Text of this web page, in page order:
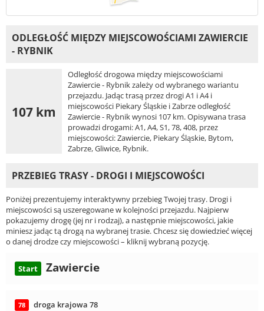
ODLEGŁOŚĆ MIĘDZY MIEJSCOWOŚCIAMI ZAWIERCIE
- RYBNIK
107 km
Odległość drogowa między miejscowościami
Zawiercie - Rybnik zależy od wybranego wariantu
przejazdu. Jadąc trasą przez drogi A1 i A4 i
miejscowości Piekary Śląskie i Zabrze odległość
Zawiercie - Rybnik wynosi 107 km. Opisywana trasa
prowadzi drogami: A1, A4, S1, 78, 408, przez
miejscowości: Zawiercie, Piekary Śląskie, Bytom,
Zabrze, Gliwice, Rybnik.
PRZEBIEG TRASY - DROGI I MIEJSCOWOŚCI
Poniżej prezentujemy interaktywny przebieg Twojej trasy. Drogi i
miejscowości są uszeregowane w kolejności przejazdu. Najpierw
pokazujemy drogę (jej nr i rodzaj), a następnie miejscowości, jakie
miniesz jadąc tą drogą na wybranej trasie. Chcesz się dowiedzieć więcej
o danej drodze czy miejscowości – kliknij wybraną pozycję.
Start Zawiercie
78
droga krajowa 78